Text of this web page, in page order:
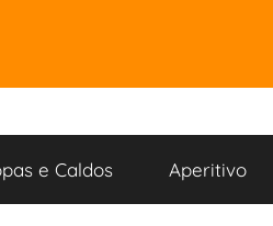
e Caldos Aperitivo